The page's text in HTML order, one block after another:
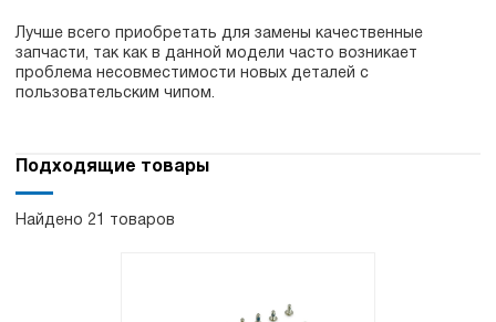
Лучше всего приобретать для замены качественные
запчасти, так как в данной модели часто возникает
проблема несовместимости новых деталей с
пользовательским чипом.
Подходящие товары
Найдено 21 товаров